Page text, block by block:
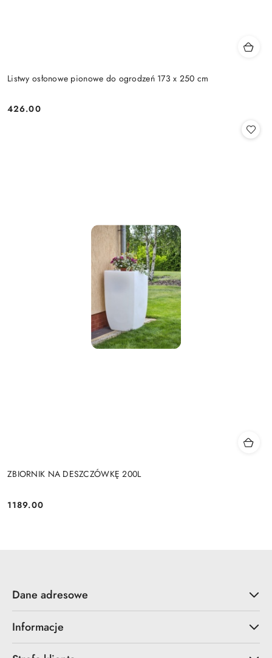
Listwy osłonowe pionowe do ogrodzeń 173 x 250 cm
Cena:
426.00
ZBIORNIK NA DESZCZÓWKĘ 200L
Cena:
1189.00
Dane adresowe
Informacje